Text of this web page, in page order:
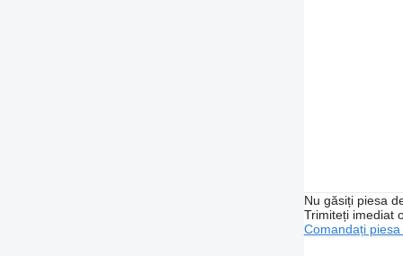
Nu găsiți piesa
Trimiteți imediat
Comandați